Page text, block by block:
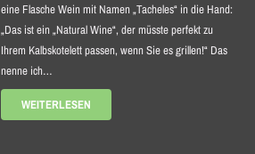
eine Flasche Wein mit Namen „Tacheles“ in die Hand:
„Das ist ein „Natural Wine“, der müsste perfekt zu
Ihrem Kalbskotelett passen, wenn Sie es grillen!“ Das
nenne ich…
WEITERLESEN